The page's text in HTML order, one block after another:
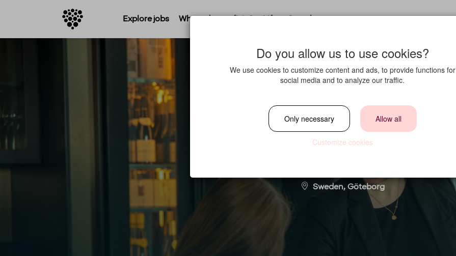
Explore jobs Where do you fit in? Life at Strawberry
Servitör 80%
Sweden, Göteborg
Do you allow us to use cookies?
We use cookies to customize content and ads, to provide functions for
social media and to analyze our traffic.
Only necessary Allow all
Customize cookies